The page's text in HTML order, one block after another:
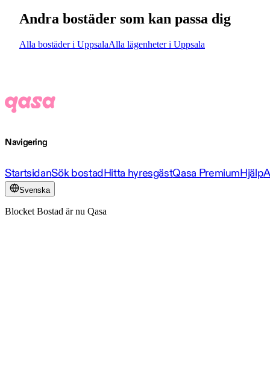
Andra bostäder som kan passa dig
Alla bostäder i UppsalaAlla lägenheter i Uppsala
Navigering
StartsidanSök bostadHitta hyresgästQasa PremiumHjälp
Svenska
Blocket Bostad är nu Qasa